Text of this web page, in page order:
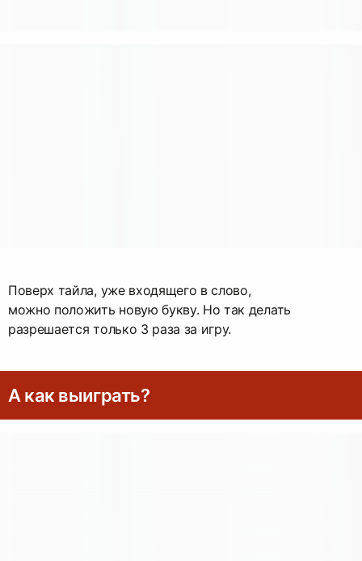
Поверх тайла, уже входящего в слово,
можно положить новую букву. Но так делать
разрешается только 3 раза за игру.
А как выиграть?